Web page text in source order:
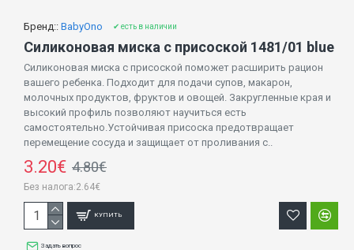
Бренд:: BabyOno ✔ есть в наличии
Силиконовая миска с присоской 1481/01 blue
Силиконовая миска с присоской поможет расширить рацион
вашего ребенка. Подходит для подачи супов, макарон,
молочных продуктов, фруктов и овощей. Закругленные края и
высокий профиль позволяют научиться есть
самостоятельно.Устойчивая присоска предотвращает
перемещение сосуда и защищает от проливания с..
3.20€ 4.80€
Без налога:2.64€
КУПИТЬ
Задать вопрос